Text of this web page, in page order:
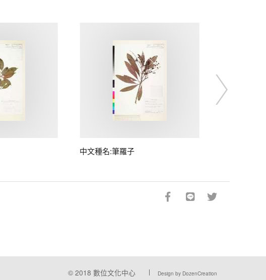
中文種名:筆羅子
© 2018 數位文化中心 Design by DozenCreation